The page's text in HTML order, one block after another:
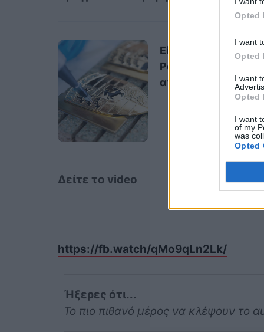
Opted
I want
Opted
I want
Opted
I want
of my
was
Opted
Είναι το σήμα της
Porsche φτιαγμένο
από χρυσό;
Δείτε το video
https://fb.watch/qMo9qLn2Lk/
Ήξερες ότι...
Το πιο πιθανό μέρος να κλέψουν το